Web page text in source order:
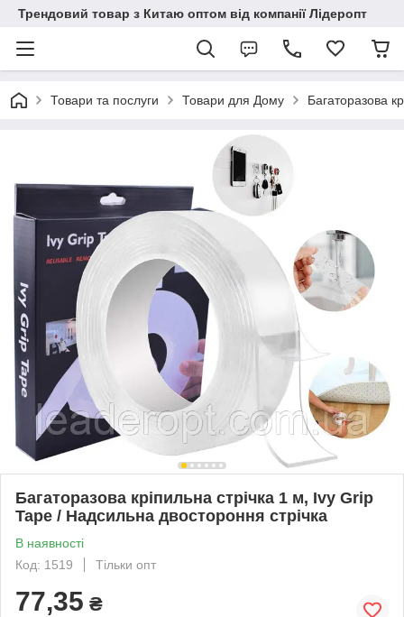
Трендовий товар з Китаю оптом від компанії Лідеропт
Товари та послуги Товари для Дому Багаторазова
Багаторазова кріпильна стрічка 1 м, Ivy Grip
Tape / Надсильна двостороння стрічка
В наявності
Код: 1519
Тільки опт
77,35 ₴